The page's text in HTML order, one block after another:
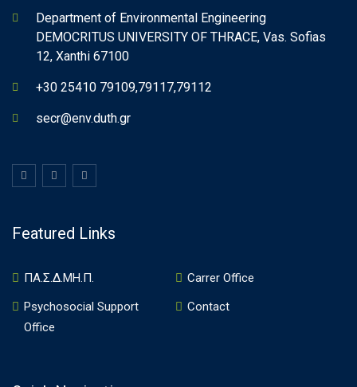
Department of Environmental Engineering
DEMOCRITUS UNIVERSITY OF THRACE, Vas. Sofias
12, Xanthi 67100
+30 25410 79109,79117,79112
secr@env.duth.gr
Featured Links
ΠΑ.Σ.Δ.ΜΗ.Π.
Carrer Office
Psychosocial Support
Office
Contact